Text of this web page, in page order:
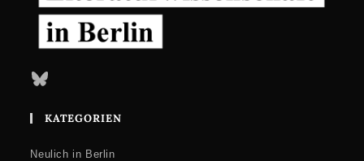
Bluesky
KATEGORIEN
Neulich in Berlin